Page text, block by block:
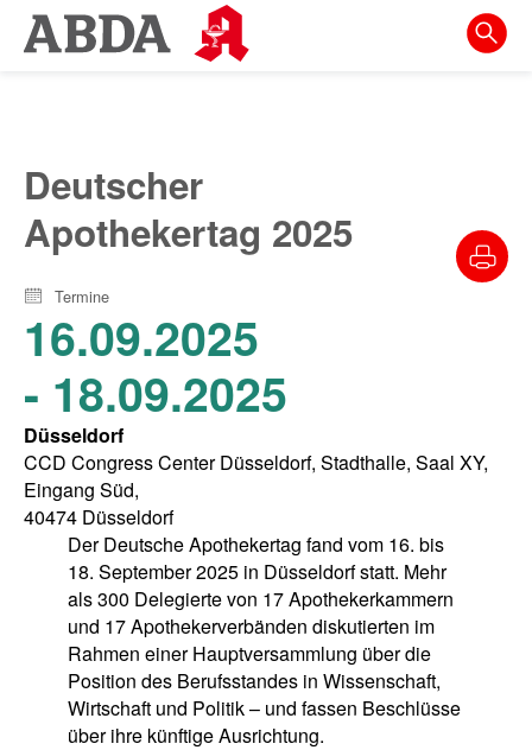
Springe
direkt
zur
Meta-
Navigation
zum
Inhalt
zur
Suche
Deutscher
Apothekertag 2025
Termine
16.09.2025
- 18.09.2025
Düsseldorf
CCD Congress Center Düsseldorf, Stadthalle, Saal XY,
Eingang Süd,
40474 Düsseldorf
Der Deutsche Apothekertag fand vom 16. bis
18. September 2025 in Düsseldorf statt. Mehr
als 300 Delegierte von 17 Apothekerkammern
und 17 Apothekerverbänden diskutierten im
Rahmen einer Hauptversammlung über die
Position des Berufsstandes in Wissenschaft,
Wirtschaft und Politik – und fassen Beschlüsse
über ihre künftige Ausrichtung.